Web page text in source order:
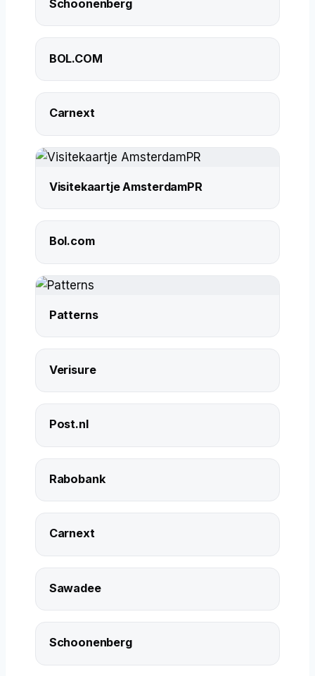
Schoonenberg
BOL.COM
Carnext
Visitekaartje AmsterdamPR
Bol.com
Patterns
Verisure
Post.nl
Rabobank
Carnext
Sawadee
Schoonenberg